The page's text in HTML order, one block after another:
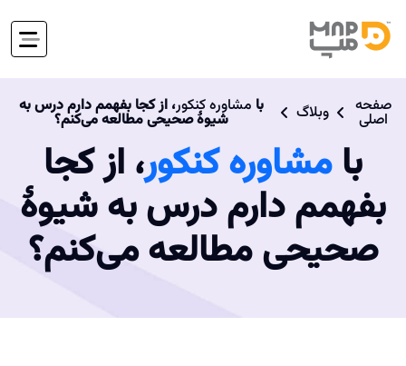
صفحه
اصلی وبلاگ با مشاوره کنکور، از کجا بفهمم دارم درس به
شیوۀ صحیحی مطالعه می‌کنم؟
بامشاوره کنکور، از کجا
بفهمم دارم درس به شیوۀ
صحیحی مطالعه می‌کنم؟